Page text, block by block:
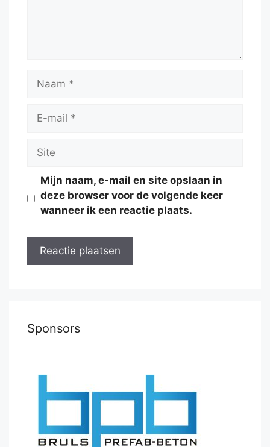
Naam
Site
Mijn naam, e-mail en site opslaan in
deze browser voor de volgende keer
wanneer ik een reactie plaats.
Sponsors